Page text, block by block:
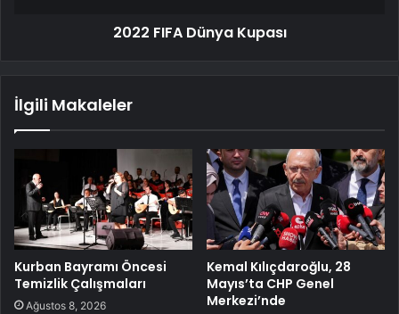
2022 FIFA Dünya Kupası
İlgili Makaleler
Kurban Bayramı Öncesi
Temizlik Çalışmaları
Ağustos 8, 2026
Kemal Kılıçdaroğlu, 28
Mayıs’ta CHP Genel
Merkezi’nde